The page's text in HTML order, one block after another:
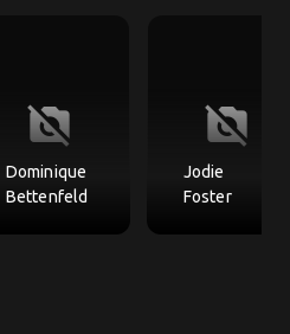
no_photography
Dominique
Bettenfeld
no_photography
Jodie
Foster